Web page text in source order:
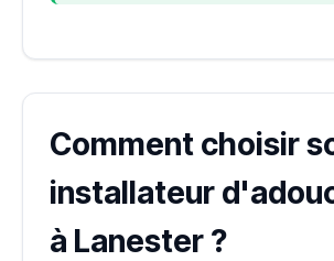
Comment choisir
installateur
à Lanester ?